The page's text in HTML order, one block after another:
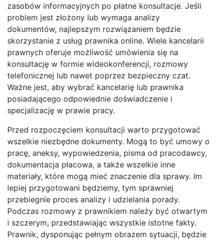
zasobów informacyjnych po płatne konsultacje. Jeśli
problem jest złożony lub wymaga analizy
dokumentów, najlepszym rozwiązaniem będzie
skorzystanie z usług prawnika online. Wiele kancelarii
prawnych oferuje możliwość umówienia się na
konsultację w formie wideokonferencji, rozmowy
telefonicznej lub nawet poprzez bezpieczny czat.
Ważne jest, aby wybrać kancelarię lub prawnika
posiadającego odpowiednie doświadczenie i
specjalizację w prawie pracy.
Przed rozpoczęciem konsultacji warto przygotować
wszelkie niezbędne dokumenty. Mogą to być umowy o
pracę, aneksy, wypowiedzenia, pisma od pracodawcy,
dokumentacja płacowa, a także wszelkie inne
materiały, które mogą mieć znaczenie dla sprawy. Im
lepiej przygotowani będziemy, tym sprawniej
przebiegnie proces analizy i udzielania porady.
Podczas rozmowy z prawnikiem należy być otwartym
i szczerym, przedstawiając wszystkie istotne fakty.
Prawnik, dysponując pełnym obrazem sytuacji, będzie